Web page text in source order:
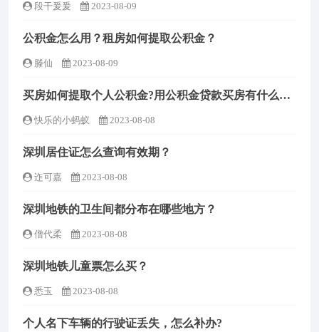
段干爰爰 2023-08-09
公积金怎么用？租房如何提取公积金？
滕仙 2023-08-09
买房如何提取个人公积金?用公积金贷款买房有什么好处？
快乐的小蚂蚁 2023-08-08
深圳居住证怎么查询有效期？
迮可嘉 2023-08-08
深圳地铁的卫生间都分布在哪些地方？
僧代柔 2023-08-08
深圳地铁儿童票怎么买？
悉玉 2023-08-08
个人名下车辆的行驶证丢失，怎么补办?